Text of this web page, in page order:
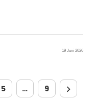
19 Juni 2026
5 … 9